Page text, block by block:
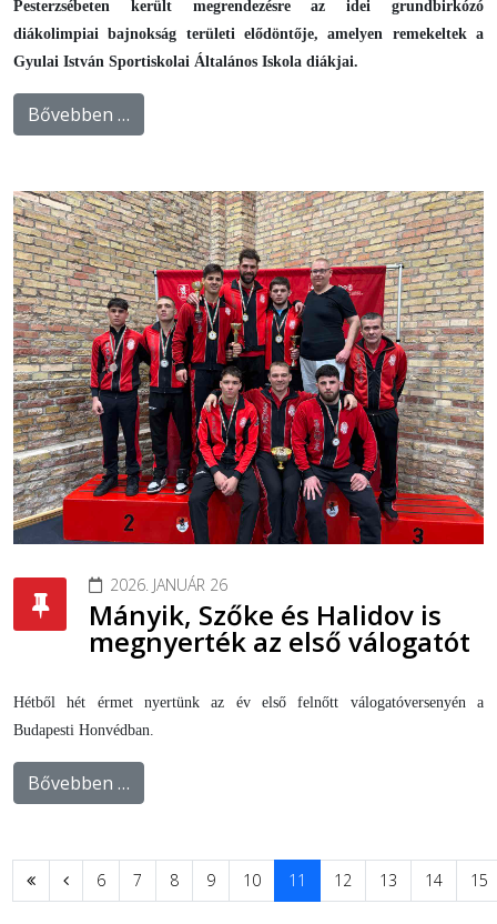
Pesterzsébeten került megrendezésre az idei grundbirkózó
diákolimpiai bajnokság területi elődöntője, amelyen remekeltek a
Gyulai István Sportiskolai Általános Iskola diákjai.
Bővebben …
2026. JANUÁR 26
Mányik, Szőke és Halidov is
megnyerték az első válogatót
Hétből hét érmet nyertünk az év első felnőtt válogatóversenyén a
Budapesti Honvédban.
Bővebben …
6 7 8 9 10 11 12 13 14 15